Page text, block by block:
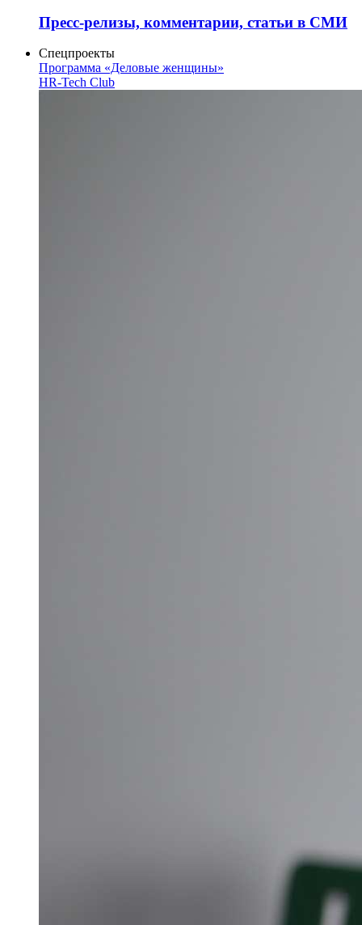
Пресс-релизы, комментарии, статьи в СМИ
Спецпроекты
Программа «Деловые женщины»
HR-Tech Club